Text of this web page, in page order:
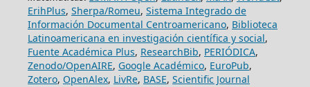
ErihPlus, Sherpa/Romeu, Sistema Integrado de
Información Documental Centroamericano, Biblioteca
Latinoamericana en investigación científica y social,
Fuente Académica Plus, ResearchBib, PERIÓDICA,
Zenodo/OpenAIRE, Google Académico, EuroPub,
Zotero, OpenAlex, LivRe, BASE, Scientific Journal